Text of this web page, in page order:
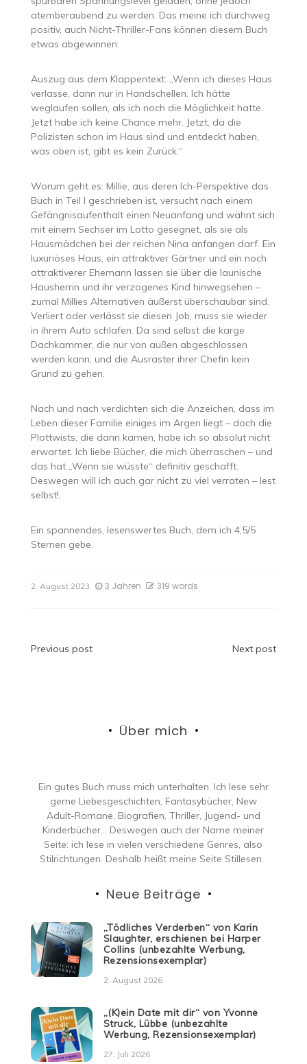
atemberaubend zu werden. Das meine ich durchweg
positiv, auch Nicht-Thriller-Fans können diesem Buch
etwas abgewinnen.
Auszug aus dem Klappentext: „Wenn ich dieses Haus
verlasse, dann nur in Handschellen. Ich hätte
weglaufen sollen, als ich noch die Möglichkeit hatte.
Jetzt habe ich keine Chance mehr. Jetzt, da die
Polizisten schon im Haus sind und entdeckt haben,
was oben ist, gibt es kein Zurück.“
Worum geht es: Millie, aus deren Ich-Perspektive das
Buch in Teil I geschrieben ist, versucht nach einem
Gefängnisaufenthalt einen Neuanfang und wähnt sich
mit einem Sechser im Lotto gesegnet, als sie als
Hausmädchen bei der reichen Nina anfangen darf. Ein
luxuriöses Haus, ein attraktiver Gärtner und ein noch
attraktiverer Ehemann lassen sie über die launische
Hausherrin und ihr verzogenes Kind hinwegsehen –
zumal Millies Alternativen äußerst überschaubar sind.
Verliert oder verlässt sie diesen Job, muss sie wieder
in ihrem Auto schlafen. Da sind selbst die karge
Dachkammer, die nur von außen abgeschlossen
werden kann, und die Ausraster ihrer Chefin kein
Grund zu gehen.
Nach und nach verdichten sich die Anzeichen, dass im
Leben dieser Familie einiges im Argen liegt – doch die
Plottwists, die dann kamen, habe ich so absolut nicht
erwartet. Ich liebe Bücher, die mich überraschen – und
das hat „Wenn sie wüsste“ definitiv geschafft.
Deswegen will ich auch gar nicht zu viel verraten – lest
selbst!‚
Ein spannendes, lesenswertes Buch, dem ich 4,5/5
Sternen gebe.
2. August 2023 3 Jahren 319 words
Beitragsnavigation
Previous post Next post
Über mich
Ein gutes Buch muss mich unterhalten. Ich lese sehr
gerne Liebesgeschichten, Fantasybücher, New
Adult-Romane, Biografien, Thriller, Jugend- und
Kinderbücher… Deswegen auch der Name meiner
Seite: ich lese in vielen verschiedene Genres, also
Stilrichtungen. Deshalb heißt meine Seite Stillesen.
Neue Beiträge
„Tödliches Verderben“ von Karin
Slaughter, erschienen bei Harper
Collins (unbezahlte Werbung,
Rezensionsexemplar)
2. August 2026
„(K)ein Date mit dir“ von Yvonne
Struck, Lübbe (unbezahlte
Werbung, Rezensionsexemplar)
27. Juli 2026